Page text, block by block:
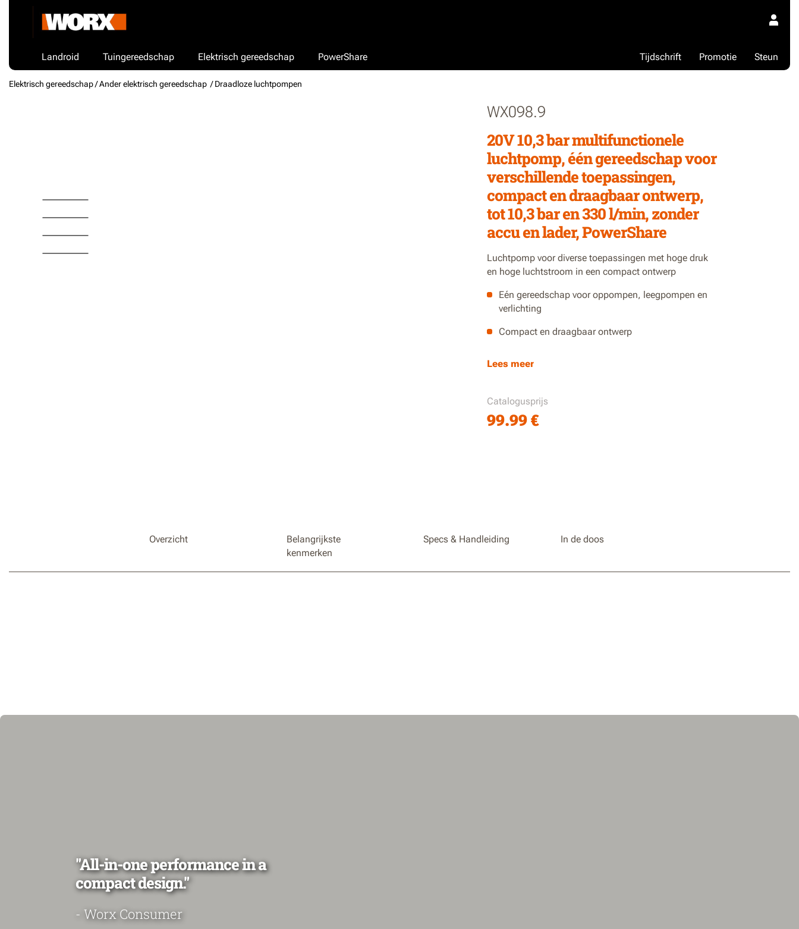
Landroid Tuingereedschap Elektrisch gereedschap PowerShare Steun
Promotie
Tijdschrift
Elektrisch gereedschap /Ander elektrisch gereedschap / Draadloze luchtpompen
WX098.9
20V 10,3 bar multifunctionele
luchtpomp, één gereedschap voor
verschillende toepassingen,
compact en draagbaar ontwerp,
tot 10,3 bar en 330 l/min, zonder
accu en lader, PowerShare
Luchtpomp voor diverse toepassingen met hoge druk
en hoge luchtstroom in een compact ontwerp
Eén gereedschap voor oppompen, leegpompen en
verlichting
Compact en draagbaar ontwerp
luchtstroom
Dubbele oppoortpoorten: uitgangen voor hoge en
lage druk om verschillende items op te pompen
om elk Worx-gereedschap van stroom te voorzien –
Lees meer
Catalogusprijs
99.99€
Overzicht
Belangrijkste
kenmerken
Specs & Handleiding In de doos
"All-in-one performance in a
compact design."
- Worx Consumer